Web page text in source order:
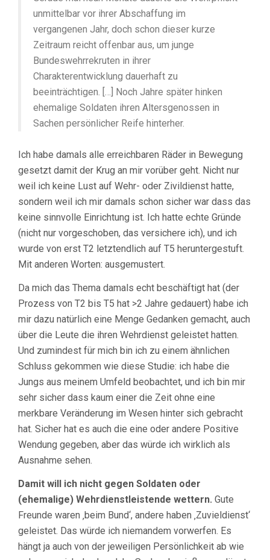
unmittelbar vor ihrer Abschaffung im
vergangenen Jahr, doch schon dieser kurze
Zeitraum reicht offenbar aus, um junge
Bundeswehrrekruten in ihrer
Charakterentwicklung dauerhaft zu
beeinträchtigen. […] Noch Jahre später hinken
ehemalige Soldaten ihren Altersgenossen in
Sachen persönlicher Reife hinterher.
Ich habe damals alle erreichbaren Räder in Bewegung
gesetzt damit der Krug an mir vorüber geht. Nicht nur
weil ich keine Lust auf Wehr- oder Zivildienst hatte,
sondern weil ich mir damals schon sicher war dass das
keine sinnvolle Einrichtung ist. Ich hatte echte Gründe
(nicht nur vorgeschoben, das versichere ich), und ich
wurde von erst T2 letztendlich auf T5 heruntergestuft.
Mit anderen Worten: ausgemustert.
Da mich das Thema damals echt beschäftigt hat (der
Prozess von T2 bis T5 hat >2 Jahre gedauert) habe ich
mir dazu natürlich eine Menge Gedanken gemacht, auch
über die Leute die ihren Wehrdienst geleistet hatten.
Und zumindest für mich bin ich zu einem ähnlichen
Schluss gekommen wie diese Studie: ich habe die
Jungs aus meinem Umfeld beobachtet, und ich bin mir
sehr sicher dass kaum einer die Zeit ohne eine
merkbare Veränderung im Wesen hinter sich gebracht
hat. Sicher hat es auch die eine oder andere Positive
Wendung gegeben, aber das würde ich wirklich als
Ausnahme sehen.
Damit will ich nicht gegen Soldaten oder
(ehemalige) Wehrdienstleistende wettern. Gute
Freunde waren ‚beim Bund‘, andere haben ‚Zuvieldienst‘
geleistet. Das würde ich niemandem vorwerfen. Es
hängt ja auch von der jeweiligen Persönlichkeit ab wie